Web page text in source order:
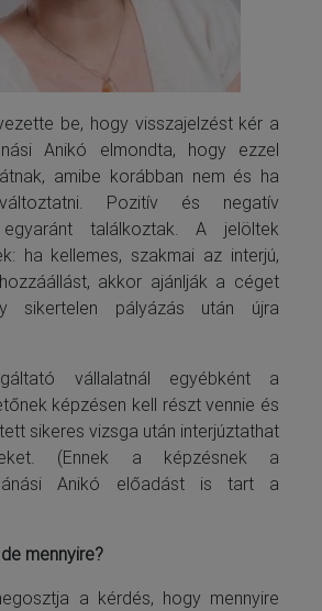
be, hogy visszajelzést kér a
Anikó elmondta, hogy ezzel
amibe korábban nem és ha
Pozitív és negatív
egyaránt találkoztak. A jelöltek
ha kellemes, szakmai az interjú,
akkor ajánlják a céget
sikertelen pályázás után újra
vállalatnál egyébként a
képzésen kell részt vennie és
sikeres vizsga után interjúztathat
(Ennek a képzésnek a
Anikó előadást is tart a
mennyire?
a kérdés, hogy mennyire